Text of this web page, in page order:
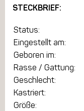
STECKBRIEF:
Status:
Eingestellt am:
Geboren im:
Rasse / Gattung:
Geschlecht:
Kastriert:
Größe: